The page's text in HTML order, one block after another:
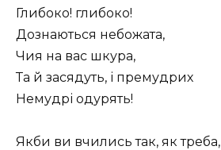
Глибоко! глибоко!
Дознаються небожата,
Чия на вас шкура,
Та й засядуть, і премудрих
Немудрі одурять!
Якби ви вчились так, як треба,